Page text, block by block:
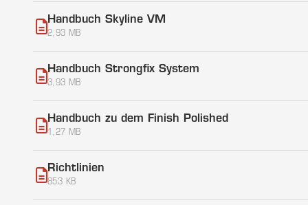
Handbuch Skyline VM
2,93 MB
Handbuch Strongfix System
3,93 MB
Handbuch zu dem Finish Polished
1,27 MB
Richtlinien
853 KB